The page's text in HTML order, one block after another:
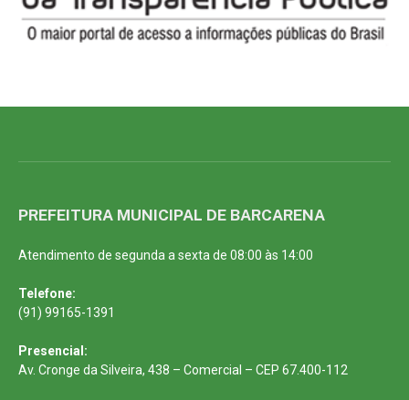
PREFEITURA MUNICIPAL DE BARCARENA
Atendimento de segunda a sexta de 08:00 às 14:00
Telefone:
(91) 99165-1391
Presencial:
Av. Cronge da Silveira, 438 – Comercial – CEP 67.400-112